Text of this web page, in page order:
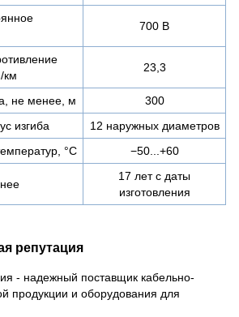
700 В
км
23,3
не менее, м
300
изгиба
12 наружных диаметров
°C
−50...+60
17 лет с даты
изготовления
репутация
- надежный поставщик кабельно-
продукции и оборудования для